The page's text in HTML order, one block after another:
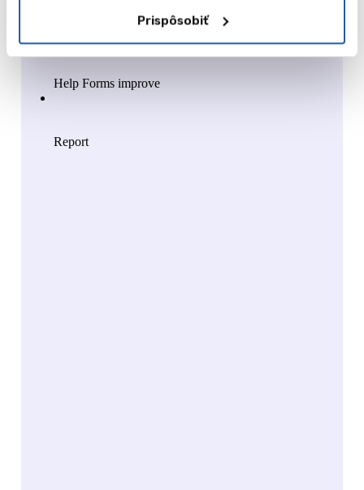
Prispôsobiť